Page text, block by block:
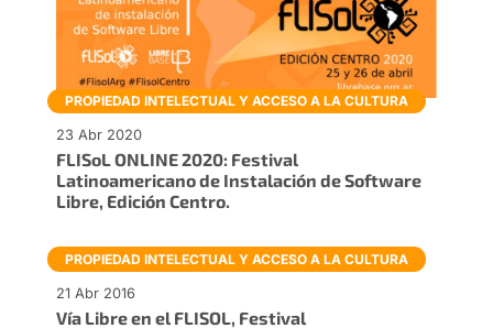
FLISoL ONLINE 2020: Festival
Latinoamericano de Instalación de Software
Libre, Edición Centro.
23 Abr 2020
PROPIEDAD INTELECTUAL Y ACCESO A LA CULTURA
Vía Libre en el FLISOL, Festival
21 Abr 2016
PROPIEDAD INTELECTUAL Y ACCESO A LA CULTURA